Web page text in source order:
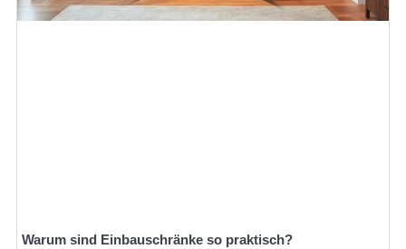
Warum sind Einbauschränke so praktisch?